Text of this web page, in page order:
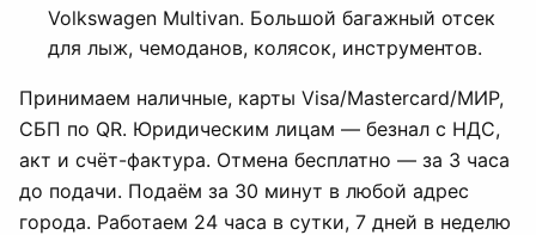
Volkswagen Multivan. Большой багажный отсек
для лыж, чемоданов, колясок, инструментов.
Принимаем наличные, карты Visa/Mastercard/МИР,
СБП по QR. Юридическим лицам — безнал с НДС,
акт и счёт-фактура. Отмена бесплатно — за 3 часа
до подачи. Подаём за 30 минут в любой адрес
города. Работаем 24 часа в сутки, 7 дней в неделю